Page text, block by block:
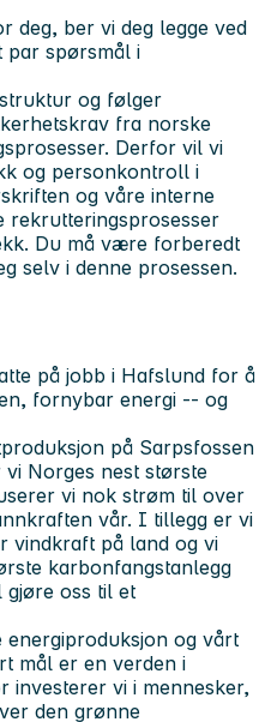
deg, ber vi deg legge ved
par spørsmål i
og følger
fra norske
Derfor vil vi
og personkontroll i
og våre interne
rekrutteringsprosesser
Du må være forberedt
selv i denne prosessen.
på jobb i Hafslund for å
fornybar energi -- og
på Sarpsfossen
Norges nest største
vi nok strøm til over
vår. I tillegg er vi
vindkraft på land og vi
karbonfangstanlegg
oss til et
og vårt
mål er en verden i
investerer vi i mennesker,
den grønne